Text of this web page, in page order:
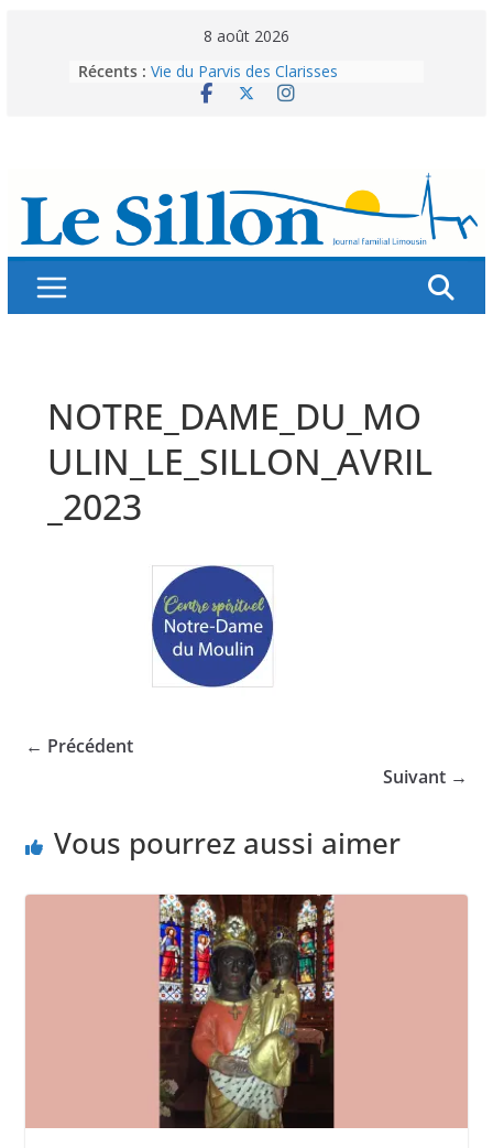
8 août 2026
Récents : Vie du Parvis des Clarisses
La brochure « Des vacances
Splendeurs murales de nos églises
Abonnez-vous ! Réabonnez-vous !
NOTRE_DAME_DU_MO
ULIN_LE_SILLON_AVRIL
_2023
← Précédent
Suivant →
Vous pourrez aussi aimer